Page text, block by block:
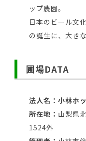
ップ農園。
日本のビール文
の誕生に、大き
圃場DATA
法人名：小林ホ
所在地： 山梨県
1524外